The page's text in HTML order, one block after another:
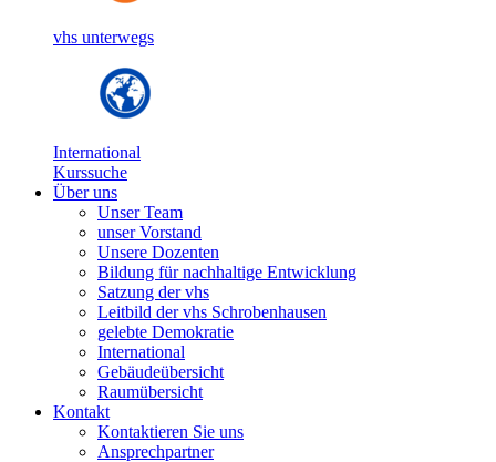
vhs unterwegs
International
Kurssuche
Über uns
Unser Team
unser Vorstand
Unsere Dozenten
Bildung für nachhaltige Entwicklung
Satzung der vhs
Leitbild der vhs Schrobenhausen
gelebte Demokratie
International
Gebäudeübersicht
Raumübersicht
Kontakt
Kontaktieren Sie uns
Ansprechpartner